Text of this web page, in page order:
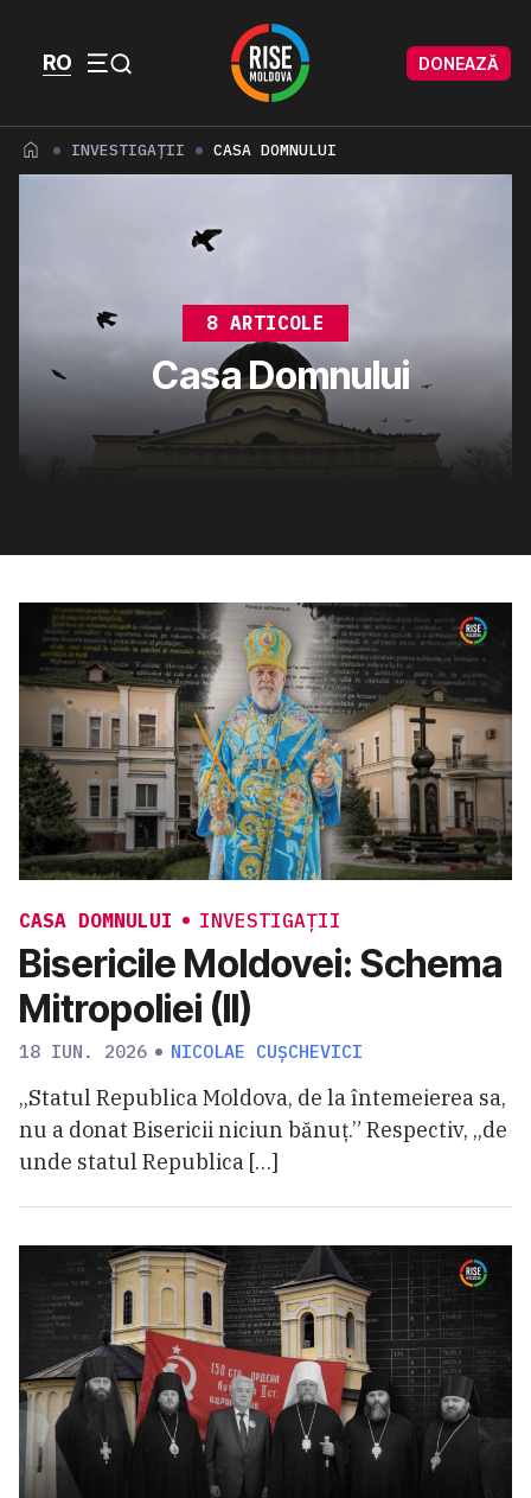
RO
DONEAZĂ
INVESTIGAȚII CASA DOMNULUI
8 ARTICOLE
Casa Domnului
CASA DOMNULUI INVESTIGAȚII
Bisericile Moldovei: Schema
Mitropoliei (II)
18 IUN. 2026 NICOLAE CUȘCHEVICI
„Statul Republica Moldova, de la întemeierea sa,
nu a donat Bisericii niciun bănuț.” Respectiv, „de
unde statul Republica […]